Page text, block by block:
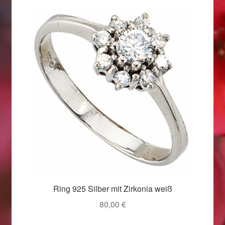
Valentinstag 2016
Valentinstag Geschenke
Vertrag widerrufen
Weihnachtsangebote 2015
Weihnachtsangebote 2017
Ring 925 Silber mit Zirkonia weiß
80,00 €